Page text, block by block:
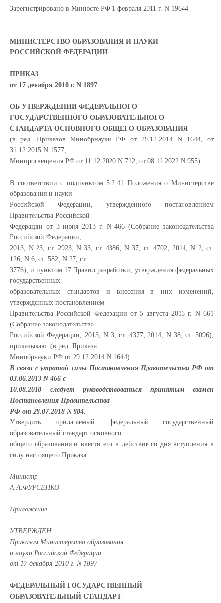
Зарегистрировано в Минюсте РФ 1 февраля 2011 г. N 19644
МИНИСТЕРСТВО ОБРАЗОВАНИЯ И НАУКИ
РОССИЙСКОЙ ФЕДЕРАЦИИ
ПРИКАЗ
от 17 декабря 2010 г. N 1897
ОБ УТВЕРЖДЕНИИ ФЕДЕРАЛЬНОГО
ГОСУДАРСТВЕННОГО ОБРАЗОВАТЕЛЬНОГО
СТАНДАРТА ОСНОВНОГО ОБЩЕГО ОБРАЗОВАНИЯ
(в ред. Приказов Минобрнауки РФ от 29.12.2014 N 1644, от
31.12.2015 N 1577,
Минпросвещения РФ от 11.12.2020 N 712, от 08.11.2022 N 955)
В соответствии с подпунктом 5.2.41 Положения о Министерстве
образования и науки
Российской Федерации, утвержденного постановлением
Правительства Российской
Федерации от 3 июня 2013 г. N 466 (Собрание законодательства
Российской Федерации,
2013, N 23, ст. 2923; N 33, ст. 4386; N 37, ст. 4702; 2014, N 2, ст.
126; N 6, ст. 582; N 27, ст.
3776), и пунктом 17 Правил разработки, утверждения федеральных
государственных
образовательных стандартов и внесения в них изменений,
утвержденных постановлением
Правительства Российской Федерации от 5 августа 2013 г. N 661
(Собрание законодательства
Российской Федерации, 2013, N 3, ст. 4377; 2014, N 38, ст. 5096),
приказываю: (в ред. Приказа
Минобрнауки РФ от 29.12.2014 N 1644)
В связи с утратой силы Постановления Правительства РФ от
03.06.2013 N 466 с
10.08.2018 следует руководствоваться принятым взамен
Постановления Правительства
РФ от 28.07.2018 N 884.
Утвердить прилагаемый федеральный государственный
образовательный стандарт основного
общего образования и ввести его в действие со дня вступления в
силу настоящего Приказа.
Министр
А.А.ФУРСЕНКО
Приложение
УТВЕРЖДЕН
Приказом Министерства образования
и науки Российской Федерации
от 17 декабря 2010 г. N 1897
ФЕДЕРАЛЬНЫЙ ГОСУДАРСТВЕННЫЙ
ОБРАЗОВАТЕЛЬНЫЙ СТАНДАРТ